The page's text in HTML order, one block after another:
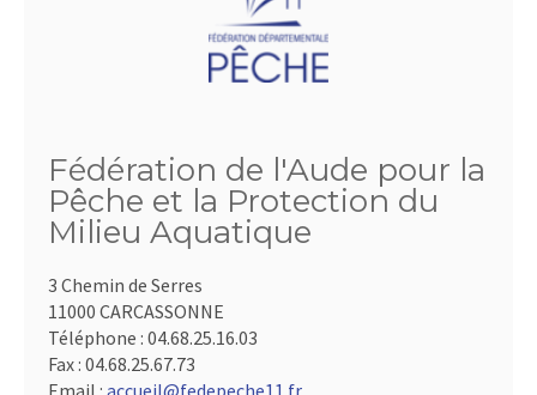
Fédération de l'Aude pour la
Pêche et la Protection du
Milieu Aquatique
3 Chemin de Serres
11000 CARCASSONNE
Téléphone : 04.68.25.16.03
Fax : 04.68.25.67.73
Email : accueil@fedepeche11.fr